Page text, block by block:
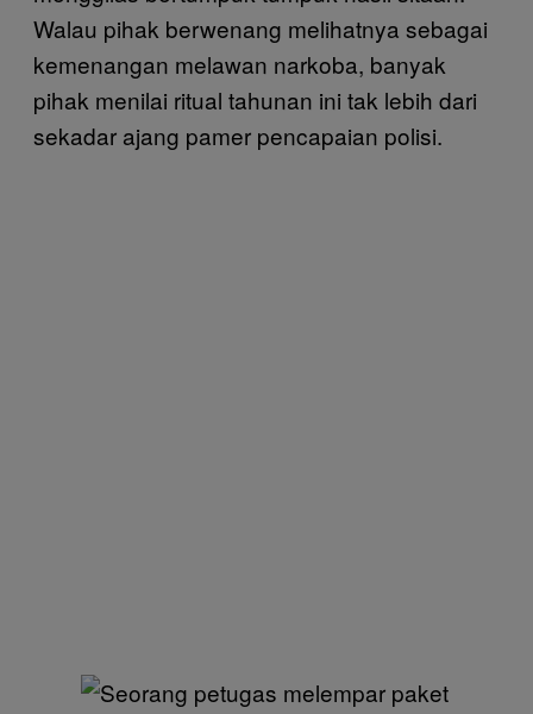
Walau pihak berwenang melihatnya sebagai
kemenangan melawan narkoba, banyak
pihak menilai ritual tahunan ini tak lebih dari
sekadar ajang pamer pencapaian polisi.